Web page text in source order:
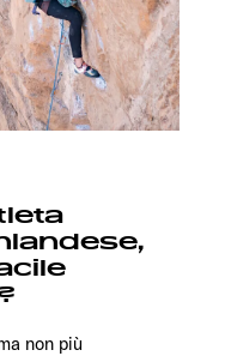
non più